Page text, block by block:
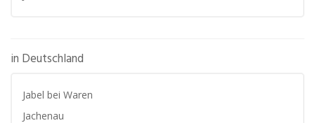
in Deutschland
Jabel bei Waren
Jachenau